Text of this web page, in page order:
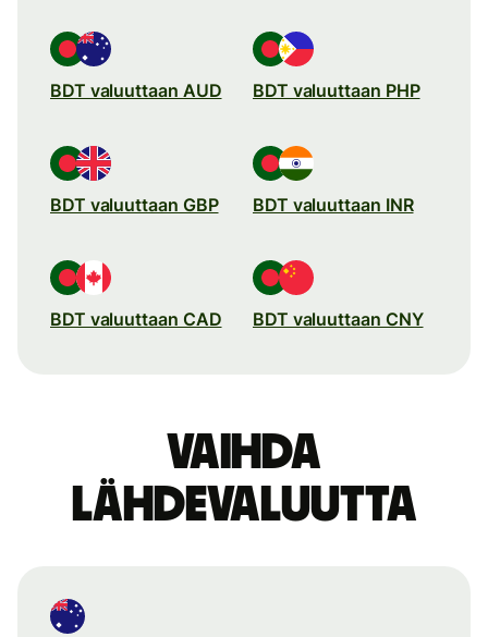
BDT valuuttaan AUD BDT valuuttaan PHP
BDT valuuttaan GBP BDT valuuttaan INR
BDT valuuttaan CAD BDT valuuttaan CNY
Vaihda
lähdevaluutta